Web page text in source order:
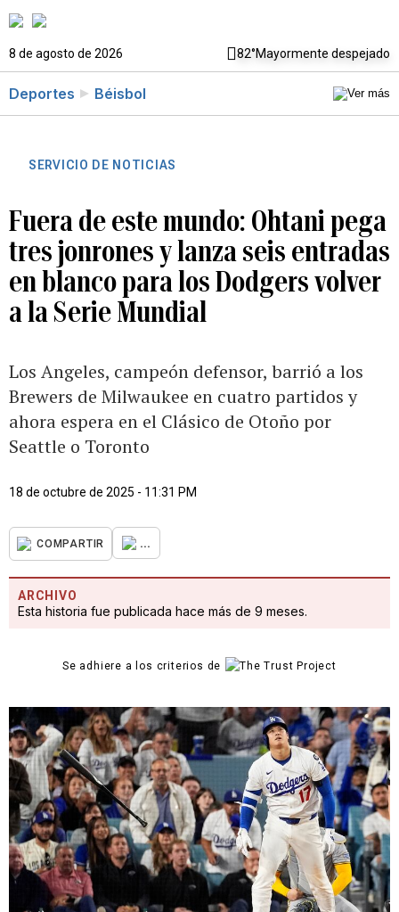
8 de agosto de 2026 82°Mayormente despejado
Deportes Béisbol
SERVICIO DE NOTICIAS
Fuera de este mundo: Ohtani pega
tres jonrones y lanza seis entradas
en blanco para los Dodgers volver
a la Serie Mundial
Los Angeles, campeón defensor, barrió a los
Brewers de Milwaukee en cuatro partidos y
ahora espera en el Clásico de Otoño por
Seattle o Toronto
18 de octubre de 2025 - 11:31 PM
COMPARTIR ...
ARCHIVO
Esta historia fue publicada hace más de 9 meses.
Se adhiere a los criterios de